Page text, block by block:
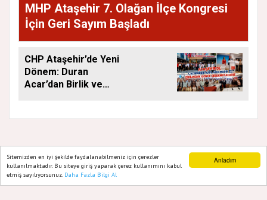
Anladım
Sitemizden en iyi şekilde faydalanabilmeniz için çerezler
kullanılmaktadır. Bu siteye giriş yaparak çerez kullanımını kabul
etmiş sayılıyorsunuz. Daha Fazla Bilgi Al
MHP Ataşehir 7. Olağan İlçe Kongresi
İçin Geri Sayım Başladı
CHP Ataşehir’de Yeni
Dönem: Duran
Acar’dan Birlik ve
GAZETE ATAŞEHIR 2020
Yazılım |
Ana Sayfa Web TV